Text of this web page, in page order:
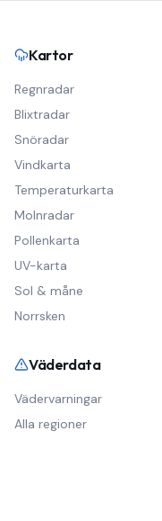
Kartor
Regnradar
Blixtradar
Snöradar
Vindkarta
Temperaturkarta
Molnradar
Pollenkarta
UV-karta
Sol & måne
Norrsken
Väderdata
Vädervarningar
Alla regioner